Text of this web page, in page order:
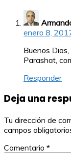
enero 8,
Buenos
Parashat,
Responder
Deja una
Tu dirección de
campos
Comentario *